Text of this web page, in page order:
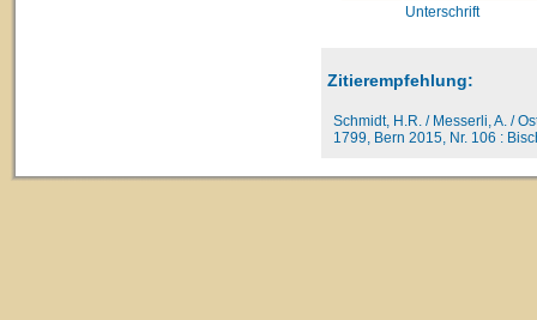
Unterschrift
Zitierempfehlung:
Schmidt, H.R. / Messerli, A. /
1799, Bern 2015, Nr. 106 :